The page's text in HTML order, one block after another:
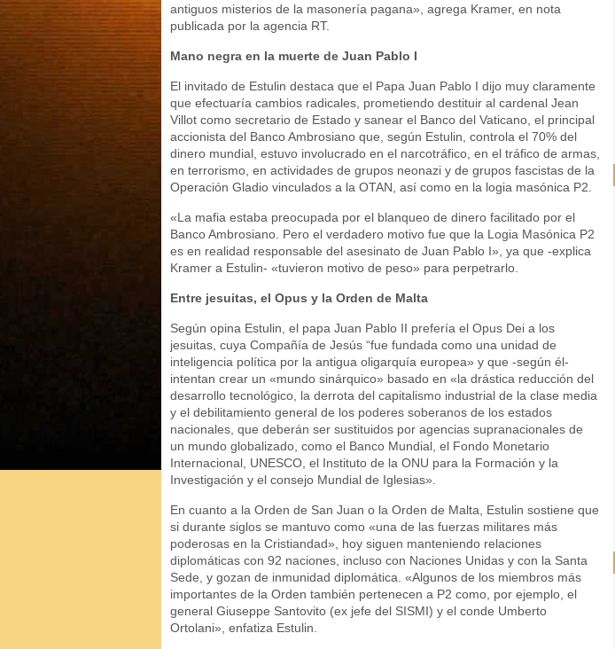
antiguos misterios de la masonería pagana», agrega Kramer, en nota
publicada por la agencia RT.
Mano negra en la muerte de Juan Pablo I
El invitado de Estulin destaca que el Papa Juan Pablo I dijo muy claramente
que efectuaría cambios radicales, prometiendo destituir al cardenal Jean
Villot como secretario de Estado y sanear el Banco del Vaticano, el principal
accionista del Banco Ambrosiano que, según Estulin, controla el 70% del
dinero mundial, estuvo involucrado en el narcotráfico, en el tráfico de armas,
en terrorismo, en actividades de grupos neonazi y de grupos fascistas de la
Operación Gladio vinculados a la OTAN, así como en la logia masónica P2.
«La mafia estaba preocupada por el blanqueo de dinero facilitado por el
Banco Ambrosiano. Pero el verdadero motivo fue que la Logia Masónica P2
es en realidad responsable del asesinato de Juan Pablo I», ya que -explica
Kramer a Estulin- «tuvieron motivo de peso» para perpetrarlo.
Entre jesuitas, el Opus y la Orden de Malta
Según opina Estulin, el papa Juan Pablo II prefería el Opus Dei a los
jesuitas, cuya Compañía de Jesús “fue fundada como una unidad de
inteligencia política por la antigua oligarquía europea» y que -según él-
intentan crear un «mundo sinárquico» basado en «la drástica reducción del
desarrollo tecnológico, la derrota del capitalismo industrial de la clase media
y el debilitamiento general de los poderes soberanos de los estados
nacionales, que deberán ser sustituidos por agencias supranacionales de
un mundo globalizado, como el Banco Mundial, el Fondo Monetario
Internacional, UNESCO, el Instituto de la ONU para la Formación y la
Investigación y el consejo Mundial de Iglesias».
En cuanto a la Orden de San Juan o la Orden de Malta, Estulin sostiene que
si durante siglos se mantuvo como «una de las fuerzas militares más
poderosas en la Cristiandad», hoy siguen manteniendo relaciones
diplomáticas con 92 naciones, incluso con Naciones Unidas y con la Santa
Sede, y gozan de inmunidad diplomática. «Algunos de los miembros más
importantes de la Orden también pertenecen a P2 como, por ejemplo, el
general Giuseppe Santovito (ex jefe del SISMI) y el conde Umberto
Ortolani», enfatiza Estulin.